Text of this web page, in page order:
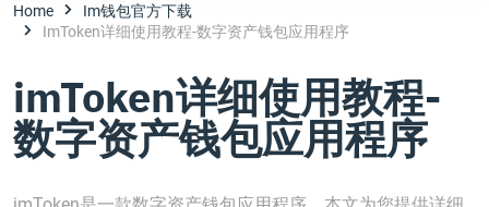
Home
Im钱包官方下载
ImToken详细使用教程-数字资产钱包应用程序
imToken详细使用教程-
数字资产钱包应用程序